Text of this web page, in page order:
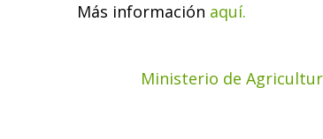
Más información aquí.
Ministerio de